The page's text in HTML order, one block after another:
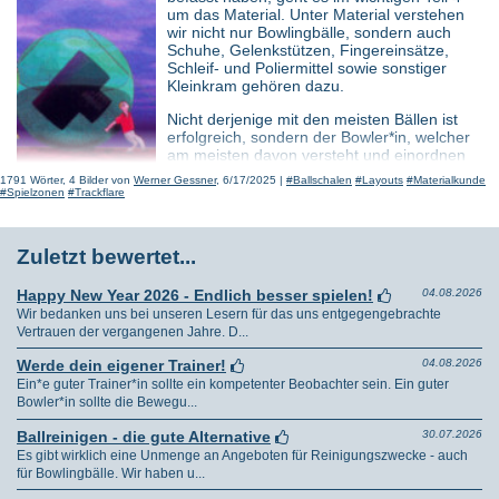
Sicher haben alle erstmal mit "Just for Fun" ihre
Bowlingerlebnisse gesammelt und sind nach einiger Zeit mit dem
Sportbowling konfrontiert worden. Schnupperbowling, Hausliga
und später Bowling im Verein/Klub - das sind die Stationen der
meisten, die heute Sportbowling betreiben.
Zielvorstellung und wie erreiche ich meine Ziele?
mitnehmen und versuchen, sein bisher erlerntes Können in einem
Woche für Woche unser Sporterlebnis. Irgendwann kommt der
man gehen, um ein gestecktes Ziel zu erreichen. Ich als Ex-
zertifizierter IBA Coach/USA, versuche ihnen einen Weg hin zu
mehr Erfolg aufzuzeigen.
um das Material. Unter Material verstehen
wir nicht nur Bowlingbälle, sondern auch
Schuhe, Gelenkstützen, Fingereinsätze,
Schleif- und Poliermittel sowie sonstiger
Kleinkram gehören dazu.
Nicht derjenige mit den meisten Bällen ist
erfolgreich, sondern der Bowler*in, welcher
am meisten davon versteht und einordnen
kann, wo, wann und wie man einen Ball am
wirkungsvollsten einsetzt.
1791 Wörter, 4 Bilder von Werner Gessner, 6/17/2025 | #Ballschalen #Layouts #Materialkunde
#Spielzonen #Trackflare
Zuletzt bewertet...
04.08.2026
Happy New Year 2026 - Endlich besser spielen! 
Wir bedanken uns bei unseren Lesern für das uns entgegengebrachte
Vertrauen der vergangenen Jahre. D...
04.08.2026
Werde dein eigener Trainer! 
Ein*e guter Trainer*in sollte ein kompetenter Beobachter sein. Ein guter
Bowler*in sollte die Bewegu...
30.07.2026
Ballreinigen - die gute Alternative 
Es gibt wirklich eine Unmenge an Angeboten für Reinigungszwecke - auch
für Bowlingbälle. Wir haben u...